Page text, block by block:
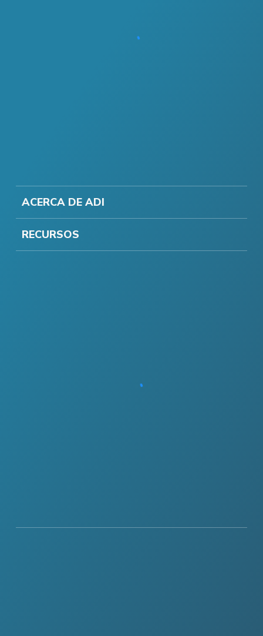
ACERCA DE ADI
RECURSOS